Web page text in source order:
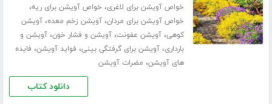
خواص آویشن برای لاغری، خواص آویشن برای ریه،
خواص آویشن برای مردان،آویشن زخم معده،آویشن
کوهی،آویشن عفونت،آویشن و فشار خون،آویشن و
بارداری،آویشن برای گرفتگی بینی، فواید آویشن، فایده
های آویشن، مضرات آویشن
دانلود کتاب